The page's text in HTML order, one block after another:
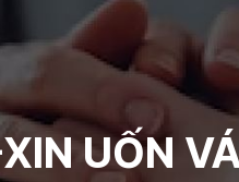
UỐN